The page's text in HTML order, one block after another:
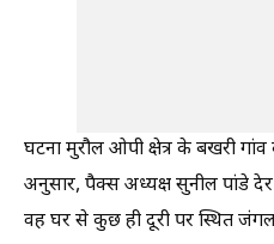
घटना मुरौल ओपी क्षेत्र के बखरी
अनुसार, पैक्स अध्यक्ष सुनील पांडे
वह घर से कुछ ही दूरी पर स्थित